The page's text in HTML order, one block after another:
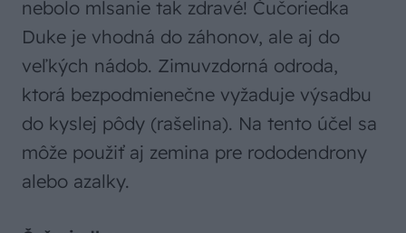
nebolo mlsanie tak zdravé! Čučoriedka
Duke je vhodná do záhonov, ale aj do
veľkých nádob. Zimuvzdorná odroda,
ktorá bezpodmienečne vyžaduje výsadbu
do kyslej pôdy (rašelina). Na tento účel sa
môže použiť aj zemina pre rododendrony
alebo azalky.